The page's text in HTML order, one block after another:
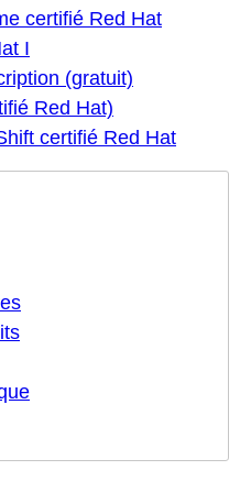
certifié Red Hat
I
(gratuit)
Red Hat)
certifié Red Hat